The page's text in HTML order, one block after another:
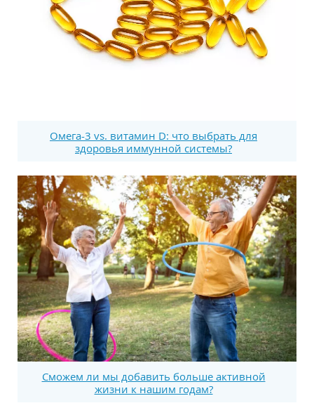
Омега-3 vs. витамин D: что выбрать для
здоровья иммунной системы?
Сможем ли мы добавить больше активной
жизни к нашим годам?